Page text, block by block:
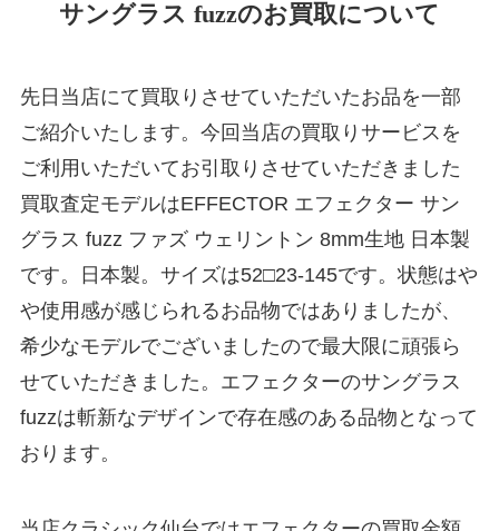
サングラス fuzzのお買取について
先日当店にて買取りさせていただいたお品を一部
ご紹介いたします。今回当店の買取りサービスを
ご利用いただいてお引取りさせていただきました
買取査定モデルはEFFECTOR エフェクター サン
グラス fuzz ファズ ウェリントン 8mm生地 日本製
です。日本製。サイズは52□23-145です。状態はや
や使用感が感じられるお品物ではありましたが、
希少なモデルでございましたので最大限に頑張ら
せていただきました。エフェクターのサングラス
fuzzは斬新なデザインで存在感のある品物となって
おります。